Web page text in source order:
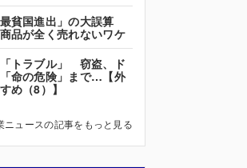
貧国進出」の大誤算
品が全く売れないワケ
トラブル」 窃盗、ド
命の危険」まで…【外
め（8）】
ニュースの記事をもっと見る